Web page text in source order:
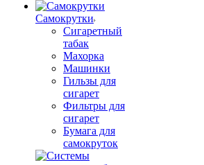
Самокрутки
Сигаретный
табак
Махорка
Машинки
Гильзы для
сигарет
Фильтры для
сигарет
Бумага для
самокруток